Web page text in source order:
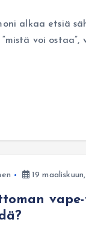
alkaa etsiä
voi
19